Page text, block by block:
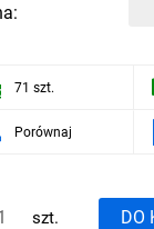
71 szt.
Porównaj
szt. DO